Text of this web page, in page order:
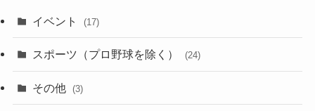
イベント (17)
スポーツ（プロ野球を除く） (24)
その他 (3)